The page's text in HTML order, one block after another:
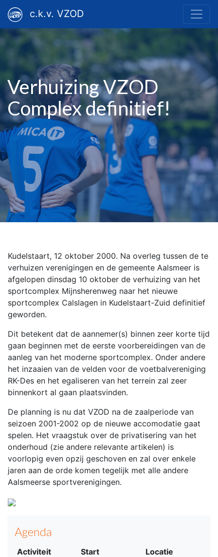
c.k.v. VZOD
Verhuizing VZOD
Complex definitief!
Kudelstaart, 12 oktober 2000. Na overleg tussen de te
verhuizen verenigingen en de gemeente Aalsmeer is
afgelopen dinsdag 10 oktober de verhuizing van het
sportcomplex Mijnsherenweg naar het nieuwe
sportcomplex Calslagen in Kudelstaart-Zuid definitief
geworden.
Dit betekent dat de aannemer(s) binnen zeer korte tijd
gaan beginnen met de eerste voorbereidingen van de
aanleg van het moderne sportcomplex. Onder andere
het inzaaien van de velden voor de voetbalvereniging
RK-Des en het egaliseren van het terrein zal zeer
binnenkort al gaan plaatsvinden.
De planning is nu dat VZOD na de zaalperiode van
seizoen 2001-2002 op de nieuwe accomodatie gaat
spelen. Het vraagstuk over de privatisering van het
onderhoud (zie andere relevante artikelen) is
voorlopig even opzij geschoven en zal over enkele
jaren aan de orde komen tegelijk met alle andere
Aalsmeerse sportverenigingen.
Agenda
Activiteit Start
Locatie